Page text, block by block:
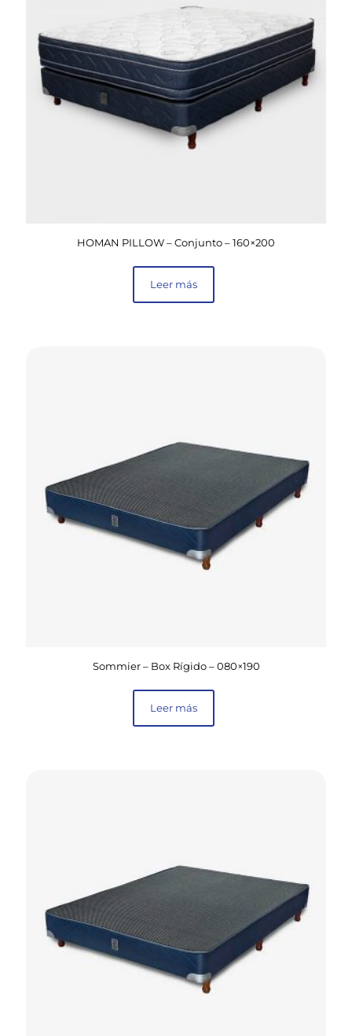
HOMAN PILLOW – Conjunto – 160×200
Leer más
Sommier – Box Rígido – 080×190
Leer más